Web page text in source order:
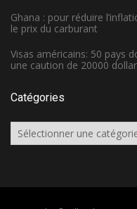
Ghana : pour réduire
le prix du carburant
Visas américains: 50 pays
une caution de 20000
Catégories
Catégories